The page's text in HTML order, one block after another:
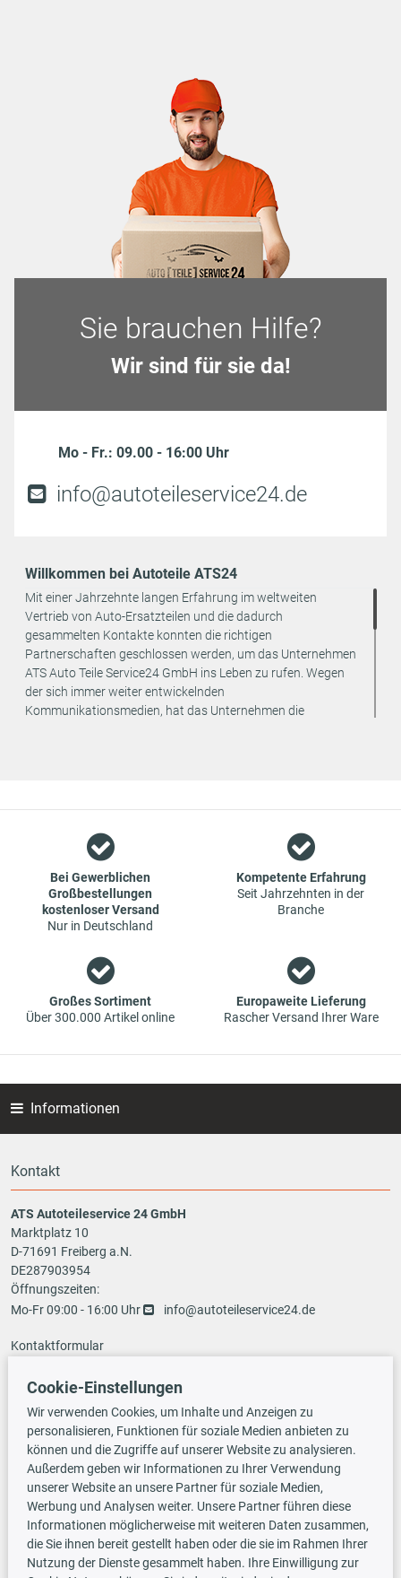
Sie brauchen Hilfe?
Wir sind für sie da!
Mo - Fr.: 09.00 - 16:00 Uhr
info@autoteileservice24.de
Willkommen bei Autoteile ATS24
Mit einer Jahrzehnte langen Erfahrung im weltweiten
Vertrieb von Auto-Ersatzteilen und die dadurch
gesammelten Kontakte konnten die richtigen
Partnerschaften geschlossen werden, um das Unternehmen
ATS Auto Teile Service24 GmbH ins Leben zu rufen. Wegen
der sich immer weiter entwickelnden
Kommunikationsmedien, hat das Unternehmen die
Einzelhandels für Fahrzeug-Ersatzteile. Die Konzentration
liegt bei Verschleißteilen - wir bieten Original-Ersatzteile und
Marken-Ersatzteile von Erstausrüstern zu absoluten Top-
Konditionen an. Dies bedeutet aber auch, dass wenn Sie mal
das gewünschte Ersatzteil in unseren online-Angeboten
nicht finden, Sie uns gerne kontaktieren können. Sie können
garantiert günstigen Preisen.
Bei Gewerblichen
Großbestellungen
kostenloser Versand
Nur in Deutschland
Kompetente Erfahrung
Seit Jahrzehnten in der
Branche
Großes Sortiment
Über 300.000 Artikel online
Europaweite Lieferung
Rascher Versand Ihrer Ware
Informationen
Kontakt
ATS Autoteileservice 24 GmbH
Marktplatz 10
D-71691 Freiberg a.N.
DE287903954
Öffnungszeiten:
Mo-Fr 09:00 - 16:00 Uhr
info@autoteileservice24.de
Kontaktformular
Vorauskasse
Versandarten
Cookie-Einstellungen
Wir verwenden Cookies, um Inhalte und Anzeigen zu
personalisieren, Funktionen für soziale Medien anbieten zu
können und die Zugriffe auf unserer Website zu analysieren.
Außerdem geben wir Informationen zu Ihrer Verwendung
unserer Website an unsere Partner für soziale Medien,
Werbung und Analysen weiter. Unsere Partner führen diese
Informationen möglicherweise mit weiteren Daten zusammen,
die Sie ihnen bereit gestellt haben oder die sie im Rahmen Ihrer
Nutzung der Dienste gesammelt haben. Ihre Einwilligung zur